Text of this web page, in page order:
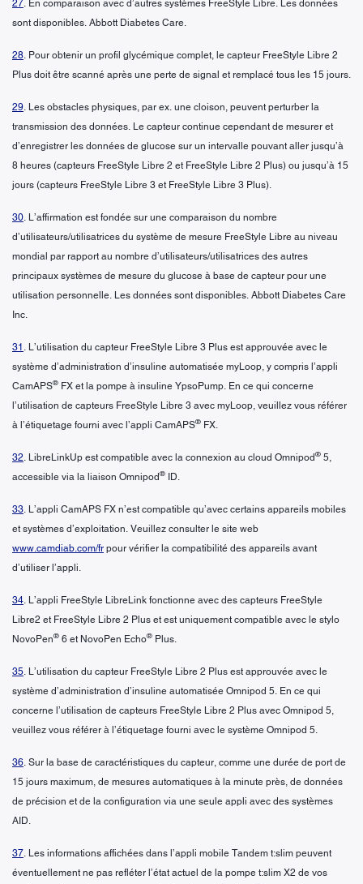
27. En comparaison avec d’autres systèmes FreeStyle Libre. Les données
sont disponibles. Abbott Diabetes Care.
28. Pour obtenir un profil glycémique complet, le capteur FreeStyle Libre 2
Plus doit être scanné après une perte de signal et remplacé tous les 15 jours.
29. Les obstacles physiques, par ex. une cloison, peuvent perturber la
transmission des données. Le capteur continue cependant de mesurer et
d’enregistrer les données de glucose sur un intervalle pouvant aller jusqu’à
8 heures (capteurs FreeStyle Libre 2 et FreeStyle Libre 2 Plus) ou jusqu’à 15
jours (capteurs FreeStyle Libre 3 et FreeStyle Libre 3 Plus).
30. L’affirmation est fondée sur une comparaison du nombre
d’utilisateurs/utilisatrices du système de mesure FreeStyle Libre au niveau
mondial par rapport au nombre d’utilisateurs/utilisatrices des autres
principaux systèmes de mesure du glucose à base de capteur pour une
utilisation personnelle. Les données sont disponibles. Abbott Diabetes Care
Inc.
31 . L’utilisation du capteur FreeStyle Libre 3 Plus est approuvée avec le
système d’administration d’insuline automatisée myLoop, y compris l’appli
CamAPS® FX et la pompe à insuline YpsoPump. En ce qui concerne
l’utilisation de capteurs FreeStyle Libre 3 avec myLoop, veuillez vous référer
à l’étiquetage fourni avec l’appli CamAPS® FX.
32. LibreLinkUp est compatible avec la connexion au cloud Omnipod® 5,
accessible via la liaison Omnipod® ID.
33. L’appli CamAPS FX n’est compatible qu’avec certains appareils mobiles
et systèmes d’exploitation. Veuillez consulter le site web
www.camdiab.com/fr pour vérifier la compatibilité des appareils avant
d’utiliser l’appli.
34. L’appli FreeStyle LibreLink fonctionne avec des capteurs FreeStyle
Libre2 et FreeStyle Libre 2 Plus et est uniquement compatible avec le stylo
NovoPen® 6 et NovoPen Echo® Plus.
35. L’utilisation du capteur FreeStyle Libre 2 Plus est approuvée avec le
système d’administration d’insuline automatisée Omnipod 5. En ce qui
concerne l’utilisation de capteurs FreeStyle Libre 2 Plus avec Omnipod 5,
veuillez vous référer à l’étiquetage fourni avec le système Omnipod 5.
36. Sur la base de caractéristiques du capteur, comme une durée de port de
15 jours maximum, de mesures automatiques à la minute près, de données
de précision et de la configuration via une seule appli avec des systèmes
AID.
37. Les informations affichées dans l’appli mobile Tandem t:slim peuvent
éventuellement ne pas refléter l’état actuel de la pompe t:slim X2 de vos